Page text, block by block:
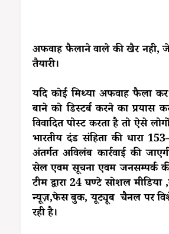
अफवाह फैलाने वाले की खैर नही,
तैयारी।
यदि कोई मिथ्या अफवाह फैला
बाने को डिस्टर्ब करने का प्रयास
विवादित पोस्ट करता है तो ऐसे
भारतीय दंड संहिता की धारा
अंतर्गत अविलंब कार्रवाई की
सेल एवम सूचना एवम जनसम्पर्क
टीम द्वारा 24 घण्टे सोशल
न्यूज़,फेस बुक, यूट्यूब चैनल पर
रही है।